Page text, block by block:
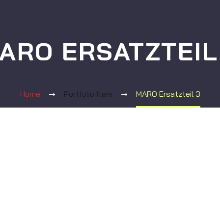
Home Portfolio Item MARO Ersatzteil 3